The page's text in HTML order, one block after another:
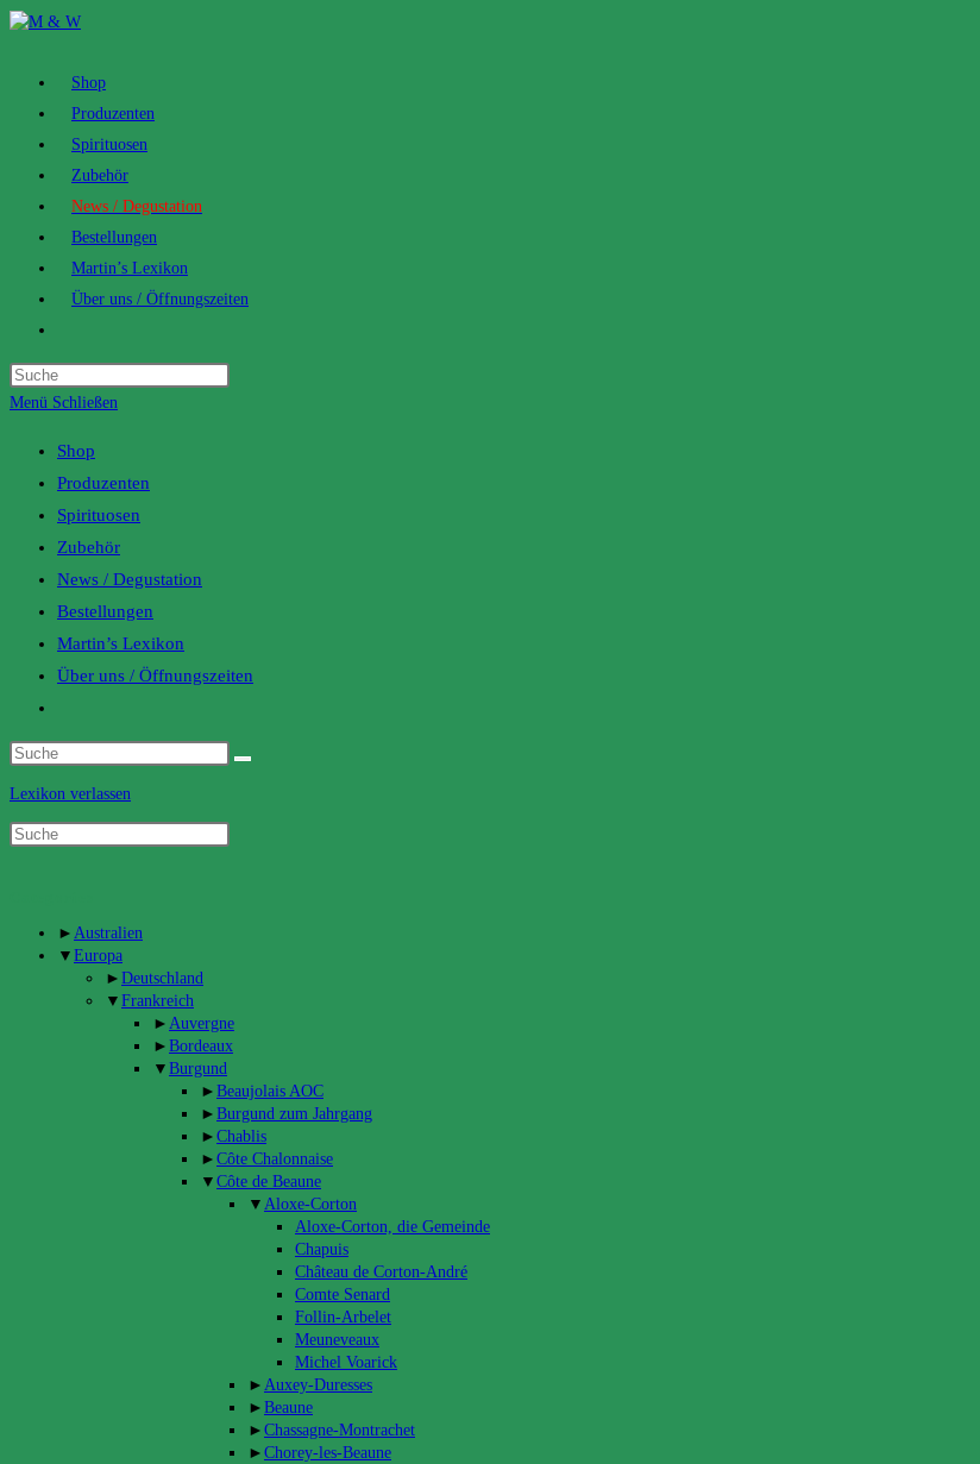
Zum
Shop
Produzenten
Spirituosen
Zubehör
News / Degustation
Bestellungen
Martin’s Lexikon
Über uns / Öffnungszeiten
website
search
Menü Schließen
Shop
Produzenten
Spirituosen
Zubehör
News / Degustation
Bestellungen
Martin’s Lexikon
Über uns / Öffnungszeiten
website
search
Lexikon verlassen
► Australien
▼ Europa
► Deutschland
▼ Frankreich
► Auvergne
► Bordeaux
▼ Burgund
► Beaujolais AOC
► Burgund zum Jahrgang
► Chablis
► Côte Chalonnaise
▼ Côte de Beaune
▼ Aloxe-Corton
Aloxe-Corton, die Gemeinde
Chapuis
Château de Corton-André
Comte Senard
Follin-Arbelet
Meuneveaux
Michel Voarick
► Auxey-Duresses
► Beaune
► Chassagne-Montrachet
► Chorey-les-Beaune